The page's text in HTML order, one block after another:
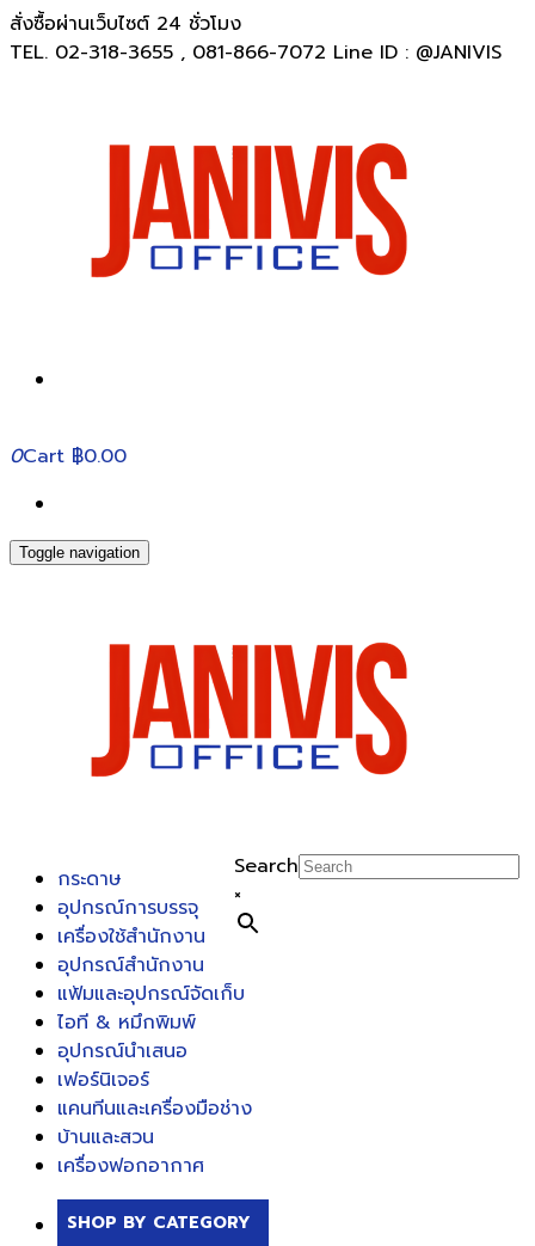
สั่งซื้อผ่านเว็บไซต์ 24 ชั่วโมง
TEL. 02-318-3655 , 081-866-7072 Line ID : @JANIVIS
0Cart ฿0.00
Toggle navigation
Search
×
กระดาษ
อุปกรณ์การบรรจุ
เครื่องใช้สำนักงาน
อุปกรณ์สำนักงาน
แฟ้มและอุปกรณ์จัดเก็บ
ไอที & หมึกพิมพ์
อุปกรณ์นำเสนอ
เฟอร์นิเจอร์
แคนทีนและเครื่องมือช่าง
บ้านและสวน
เครื่องฟอกอากาศ
SHOP BY CATEGORY